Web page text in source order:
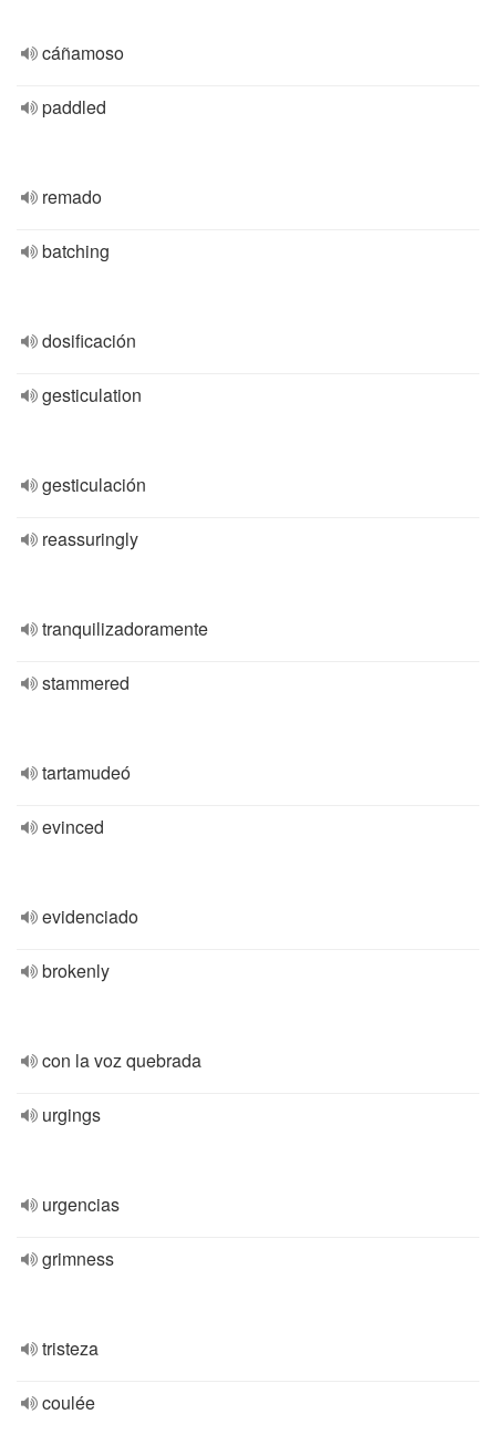
cáñamoso
paddled
remado
batching
dosificación
gesticulation
gesticulación
reassuringly
tranquilizadoramente
stammered
tartamudeó
evinced
evidenciado
brokenly
con la voz quebrada
urgings
urgencias
grimness
tristeza
coulée